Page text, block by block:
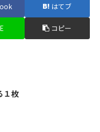
はてブ
コピー
１枚